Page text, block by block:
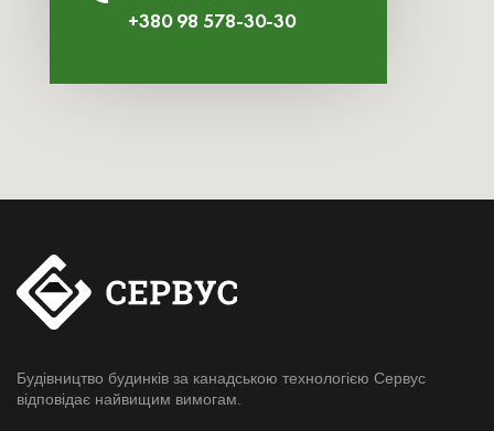
+380 98 578-30-30
Будівництво будинків за канадською технологією Сервус
відповідає найвищим вимогам.